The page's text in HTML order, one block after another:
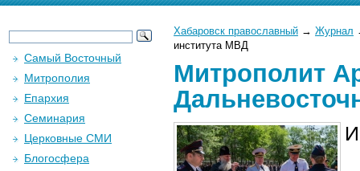
Хабаровск православный → Журнал
института МВД
Митрополит
Самый Восточный
Митрополия
Епархия
Семинария
Церковные СМИ
Блогосфера